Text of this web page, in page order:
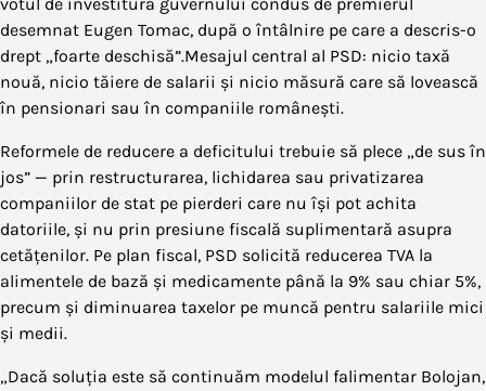
desemnat Eugen Tomac, după o întâlnire pe care a descris-o
drept „foarte deschisă”.Mesajul central al PSD: nicio taxă
nouă, nicio tăiere de salarii și nicio măsură care să lovească
în pensionari sau în companiile românești.
Reformele de reducere a deficitului trebuie să plece „de sus în
jos” — prin restructurarea, lichidarea sau privatizarea
companiilor de stat pe pierderi care nu își pot achita
datoriile, și nu prin presiune fiscală suplimentară asupra
cetățenilor. Pe plan fiscal, PSD solicită reducerea TVA la
alimentele de bază și medicamente până la 9% sau chiar 5%,
precum și diminuarea taxelor pe muncă pentru salariile mici
și medii.
„Dacă soluția este să continuăm modelul falimentar Bolojan,